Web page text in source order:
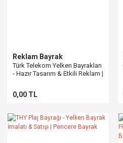
Reklam Bayrak
Türk Telekom Yelken Bayrakları
- Hazır Tasarım & Etkili Reklam |
0,00 TL